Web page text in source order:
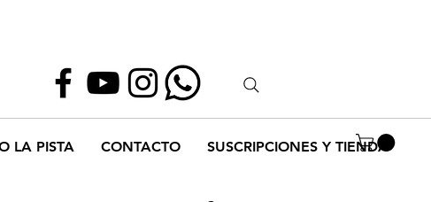
LA PISTA CONTACTO SUSCRIPCIONES Y TIENDA